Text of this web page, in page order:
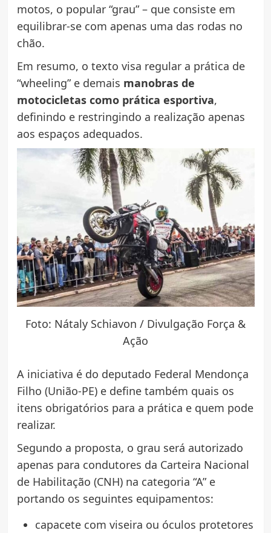
motos, o popular “grau” – que consiste em
equilibrar-se com apenas uma das rodas no
chão.
Em resumo, o texto visa regular a prática de
“wheeling” e demais manobras de
motocicletas como prática esportiva,
definindo e restringindo a realização apenas
aos espaços adequados.
Foto: Nátaly Schiavon / Divulgação Força &
Ação
A iniciativa é do deputado Federal Mendonça
Filho (União-PE) e define também quais os
itens obrigatórios para a prática e quem pode
realizar.
Segundo a proposta, o grau será autorizado
apenas para condutores da Carteira Nacional
de Habilitação (CNH) na categoria “A” e
portando os seguintes equipamentos:
capacete com viseira ou óculos protetores